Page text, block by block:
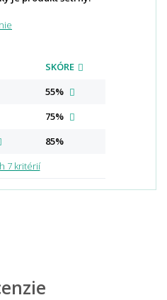
SKÓRE
55%
75%
85%
7 kritérií